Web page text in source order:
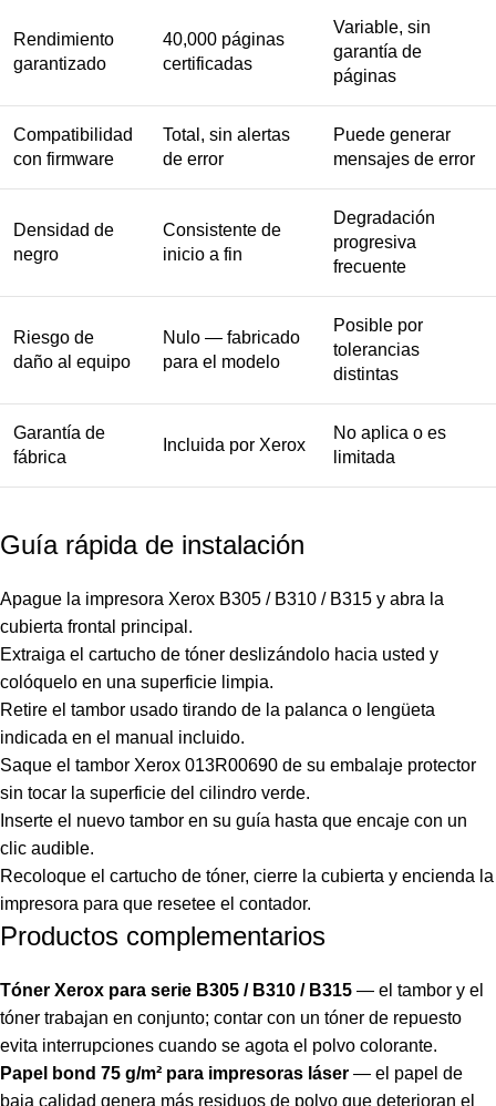
Rendimiento
garantizado
40,000 páginas
certificadas
Variable, sin
garantía de
páginas
Compatibilidad
con firmware
Total, sin alertas
de error
Puede generar
mensajes de error
Densidad de
negro
Consistente de
inicio a fin
Degradación
progresiva
frecuente
Riesgo de
daño al equipo
Nulo — fabricado
para el modelo
Posible por
tolerancias
distintas
Garantía de
fábrica
Incluida por Xerox
No aplica o es
limitada
Guía rápida de instalación
Apague la impresora Xerox B305 / B310 / B315 y abra la
cubierta frontal principal.
Extraiga el cartucho de tóner deslizándolo hacia usted y
colóquelo en una superficie limpia.
Retire el tambor usado tirando de la palanca o lengüeta
indicada en el manual incluido.
Saque el tambor Xerox 013R00690 de su embalaje protector
sin tocar la superficie del cilindro verde.
Inserte el nuevo tambor en su guía hasta que encaje con un
clic audible.
Recoloque el cartucho de tóner, cierre la cubierta y encienda la
impresora para que resetee el contador.
Productos complementarios
Tóner Xerox para serie B305 / B310 / B315 — el tambor y el
tóner trabajan en conjunto; contar con un tóner de repuesto
evita interrupciones cuando se agota el polvo colorante.
Papel bond 75 g/m² para impresoras láser — el papel de
baja calidad genera más residuos de polvo que deterioran el